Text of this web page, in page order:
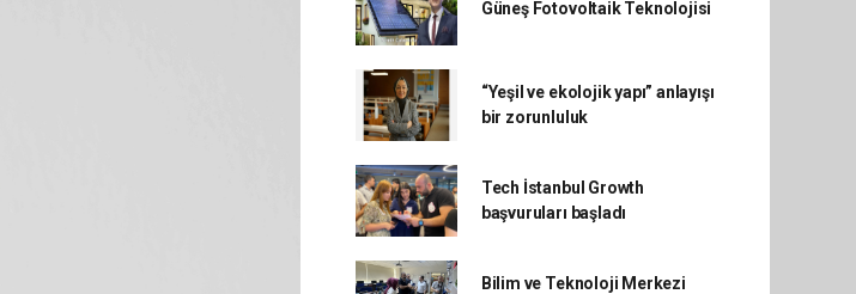
Güneş Fotovoltaik Teknolojisi
“Yeşil ve ekolojik yapı” anlayışı
bir zorunluluk
Tech İstanbul Growth
başvuruları başladı
Bilim ve Teknoloji Merkezi